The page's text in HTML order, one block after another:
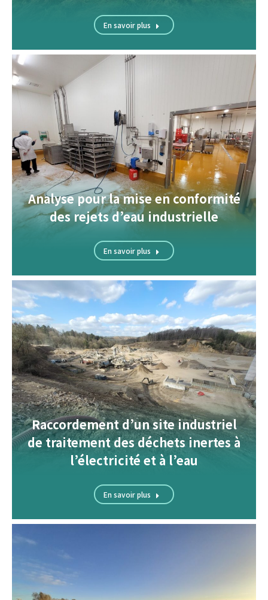
En savoir plus
Analyse pour la mise en conformité
des rejets d’eau industrielle
En savoir plus
Raccordement d’un site industriel
de traitement des déchets inertes à
l’électricité et à l’eau
En savoir plus